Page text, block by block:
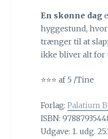
En skønne dag
hyggestund,
trænger til at
ikke bliver alt for
⭐⭐⭐ af 5 /Tine
Forlag: Palatium
ISBN:
Udgave: 1. udg.